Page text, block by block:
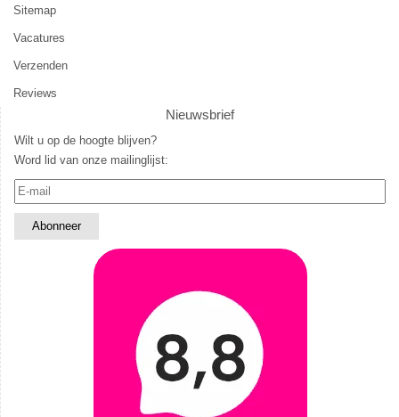
Sitemap
Vacatures
Verzenden
Reviews
Nieuwsbrief
Wilt u op de hoogte blijven?
Word lid van onze mailinglijst: